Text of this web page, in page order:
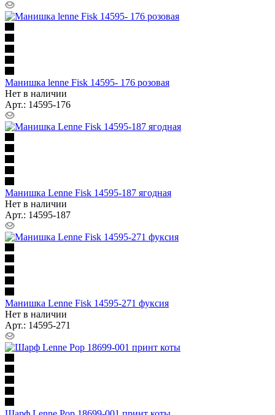
Манишка lenne Fisk 14595- 176 розовая
Нет в наличии
Арт.: 14595-176
Манишка Lenne Fisk 14595-187 ягодная
Нет в наличии
Арт.: 14595-187
Манишка Lenne Fisk 14595-271 фуксия
Нет в наличии
Арт.: 14595-271